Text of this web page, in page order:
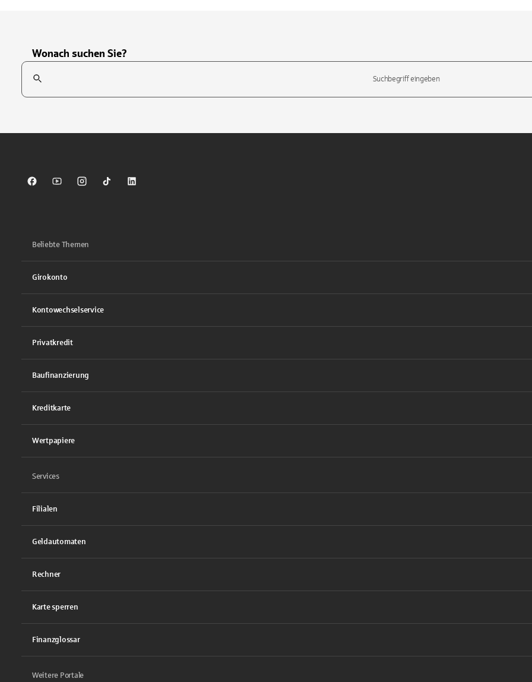
Wonach suchen Sie?
Suchfeld
Sparkasse auf Facebook
Sparkasse auf Youtube
Sparkasse auf Instagram
Sparkasse auf TikTok
Sparkasse auf LinkedIn
Beliebte Themen
Girokonto
Kontowechselservice
Privatkredit
Baufinanzierung
Kreditkarte
Wertpapiere
Services
Filialen
Geldautomaten
Rechner
Karte sperren
Finanzglossar
Weitere Portale